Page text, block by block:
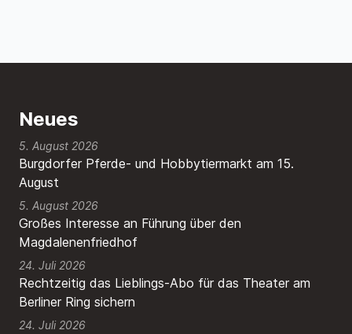
Neues
Burgdorfer Pferde- und Hobbytiermarkt am 15.
August
5. August 2026
Großes Interesse an Führung über den
Magdalenenfriedhof
5. August 2026
Rechtzeitig das Lieblings-Abo für das Theater am
Berliner Ring sichern
24. Juli 2026
24. Juli 2026